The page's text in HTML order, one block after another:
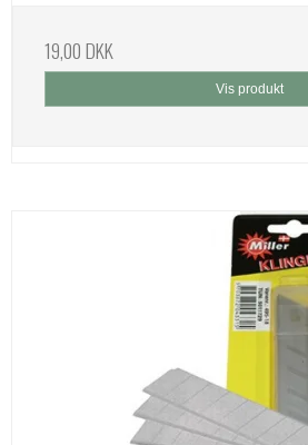
19,00 DKK
Vis produkt